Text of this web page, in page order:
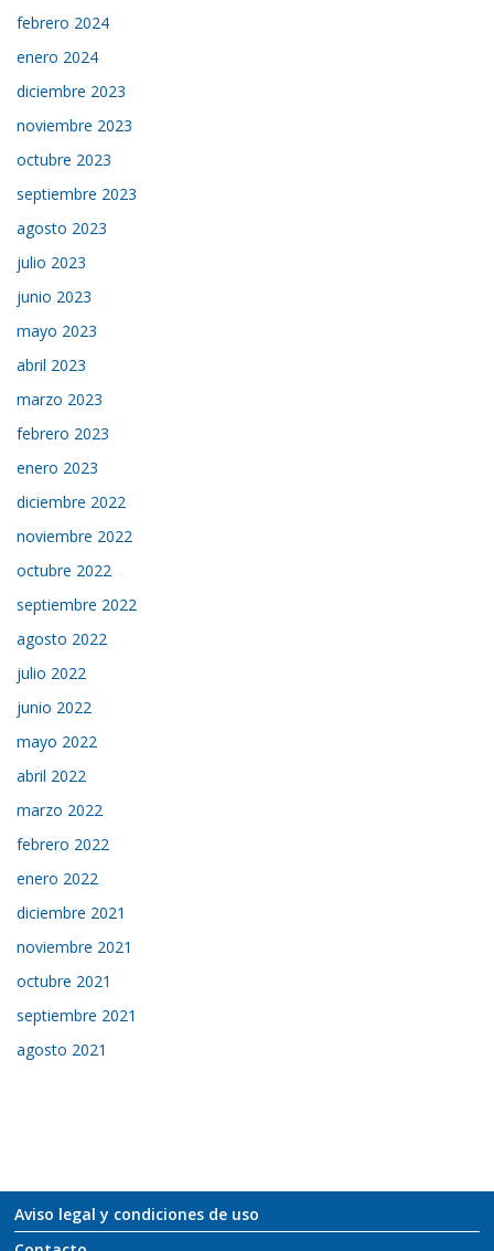
febrero 2024
enero 2024
diciembre 2023
noviembre 2023
octubre 2023
septiembre 2023
agosto 2023
julio 2023
junio 2023
mayo 2023
abril 2023
marzo 2023
febrero 2023
enero 2023
diciembre 2022
noviembre 2022
octubre 2022
septiembre 2022
agosto 2022
julio 2022
junio 2022
mayo 2022
abril 2022
marzo 2022
febrero 2022
enero 2022
diciembre 2021
noviembre 2021
octubre 2021
septiembre 2021
agosto 2021
Aviso legal y condiciones de uso